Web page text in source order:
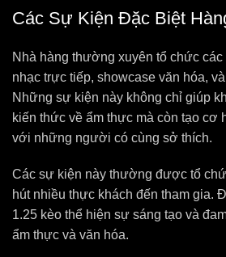
Các Sự Kiện Đặc Biệt
Nhà hàng thường xuyên tổ chức
nhạc trực tiếp, showcase văn hóa,
Những sự kiện này không chỉ giúp
kiến thức về ẩm thực mà còn tạo cơ
với những người có cùng sở thích.
Các sự kiện này thường được tổ
hút nhiều thực khách đến tham gia.
1.25 kèo thể hiện sự sáng tạo và
ẩm thực và văn hóa.